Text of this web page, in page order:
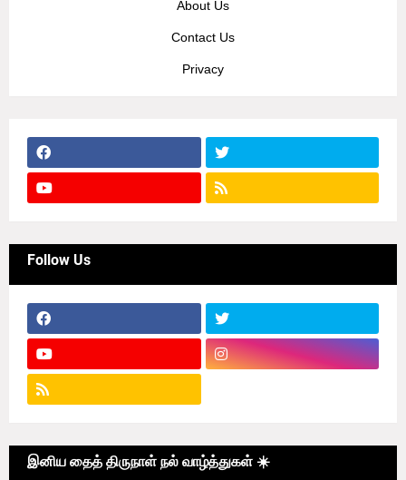
About Us
Contact Us
Privacy
Follow Us
இனிய தைத் திருநாள் நல் வாழ்த்துகள் ☀️